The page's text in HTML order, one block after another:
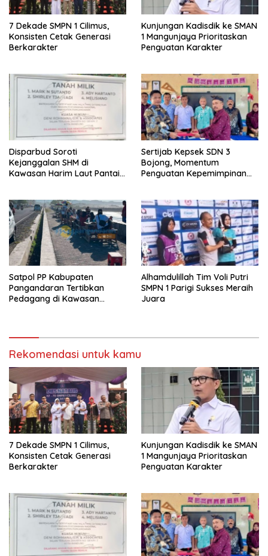
7 Dekade SMPN 1 Cilimus,
Konsisten Cetak Generasi
Berkarakter
Kunjungan Kadisdik ke SMAN
1 Mangunjaya Prioritaskan
Penguatan Karakter
Disparbud Soroti
Kejanggalan SHM di
Kawasan Harim Laut Pantai
Sertijab Kepsek SDN 3
Bojong, Momentum
Penguatan Kepemimpinan
Satpol PP Kabupaten
Pangandaran Tertibkan
Pedagang di Kawasan
Alhamdulillah Tim Voli Putri
SMPN 1 Parigi Sukses Meraih
Juara
Rekomendasi untuk kamu
7 Dekade SMPN 1 Cilimus,
Konsisten Cetak Generasi
Berkarakter
Kunjungan Kadisdik ke SMAN
1 Mangunjaya Prioritaskan
Penguatan Karakter